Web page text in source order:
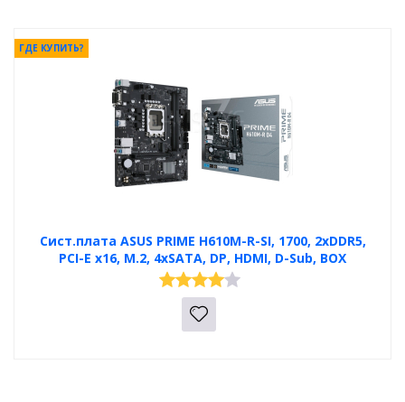
Сист.плата ASUS PRIME H610M-R-SI, 1700, 2xDDR5,
PCI-E x16, M.2, 4xSATA, DP, HDMI, D-Sub, BOX
ГДЕ КУПИТЬ?